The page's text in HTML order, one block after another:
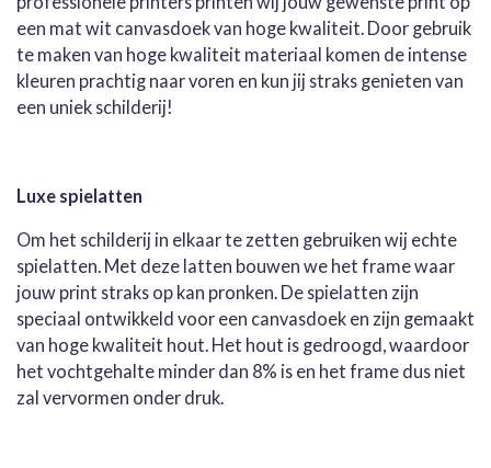
een mat wit canvasdoek van hoge kwaliteit. Door gebruik
te maken van hoge kwaliteit materiaal komen de intense
kleuren prachtig naar voren en kun jij straks genieten van
een uniek schilderij!
Luxe spielatten
Om het schilderij in elkaar te zetten gebruiken wij echte
spielatten. Met deze latten bouwen we het frame waar
jouw print straks op kan pronken. De spielatten zijn
speciaal ontwikkeld voor een canvasdoek en zijn gemaakt
van hoge kwaliteit hout. Het hout is gedroogd, waardoor
het vochtgehalte minder dan 8% is en het frame dus niet
zal vervormen onder druk.